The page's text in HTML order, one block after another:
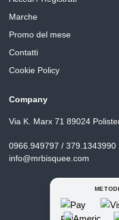
Marche
Promo del mese
Contatti
Cookie Policy
Company
Via K. Marx 71 89024
0966.949797 / 379.1343990
info@mrbisquee.com